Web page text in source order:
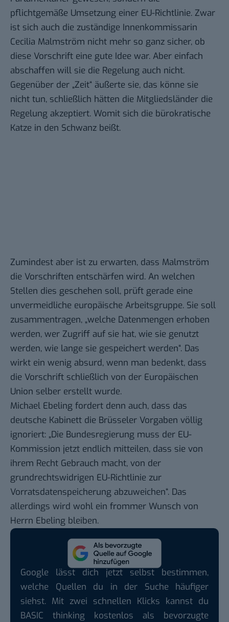
pflichtgemäße Umsetzung einer EU-Richtlinie. Zwar
ist sich auch die zuständige Innenkommissarin
Cecilia Malmström nicht mehr so ganz sicher, ob
diese Vorschrift eine gute Idee war. Aber einfach
abschaffen will sie die Regelung auch nicht.
Gegenüber der „Zeit“ äußerte sie, das könne sie
nicht tun, schließlich hätten die Mitgliedsländer die
Regelung akzeptiert. Womit sich die bürokratische
Katze in den Schwanz beißt.
Zumindest aber ist zu erwarten, dass Malmström
die Vorschriften entschärfen wird. An welchen
Stellen dies geschehen soll, prüft gerade eine
unvermeidliche europäische Arbeitsgruppe. Sie soll
zusammentragen, „welche Datenmengen erhoben
werden, wer Zugriff auf sie hat, wie sie genutzt
werden, wie lange sie gespeichert werden“. Das
wirkt ein wenig absurd, wenn man bedenkt, dass
die Vorschrift schließlich von der Europäischen
Union selber erstellt wurde.
Michael Ebeling fordert denn auch, dass das
deutsche Kabinett die Brüsseler Vorgaben völlig
ignoriert: „Die Bundesregierung muss der EU-
Kommission jetzt endlich mitteilen, dass sie von
ihrem Recht Gebrauch macht, von der
grundrechtswidrigen EU-Richtlinie zur
Vorratsdatenspeicherung abzuweichen“. Das
allerdings wird wohl ein frommer Wunsch von
Herrn Ebeling bleiben.
Google lässt dich jetzt selbst bestimmen,
welche Quellen du in der Suche häufiger
siehst. Mit zwei schnellen Klicks kannst du
BASIC thinking kostenlos als bevorzugte